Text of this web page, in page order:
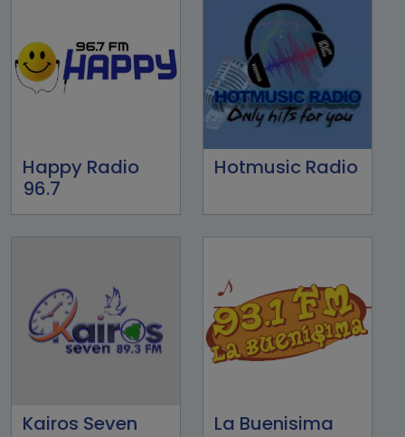
Happy Radio
96.7
Hotmusic Radio
Kairos Seven La Buenisima